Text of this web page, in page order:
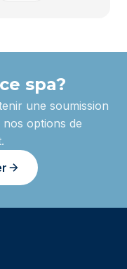
spa?
une soumission
options de